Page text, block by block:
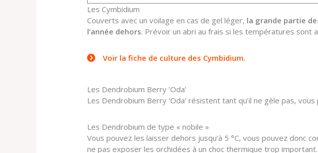
Les Cymbidium
Couverts avec un voilage en cas de gel léger, la grande partie
l’année dehors. Prévoir un abri au frais si les températures sont
Voir la fiche de culture des Cymbidium.
Les Dendrobium Berry ‘Oda’
Les Dendrobium Berry ‘Oda’ résistent tant qu’il ne gèle pas,
Les Dendrobium de type « nobile »
Vous pouvez les laisser dehors jusqu’à 5 °C, vous pouvez
ne pas exposer les orchidées à un choc thermique trop important.